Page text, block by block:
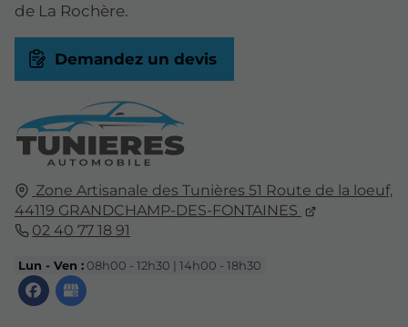
Zone Artisanale des Tunières 51 Route de la loeuf,
44119 GRANDCHAMP-DES-FONTAINES
02 40 77 18 91
Lun - Ven : 08h00 - 12h30 | 14h00 - 18h30
de La Rochère.
Demandez un devis